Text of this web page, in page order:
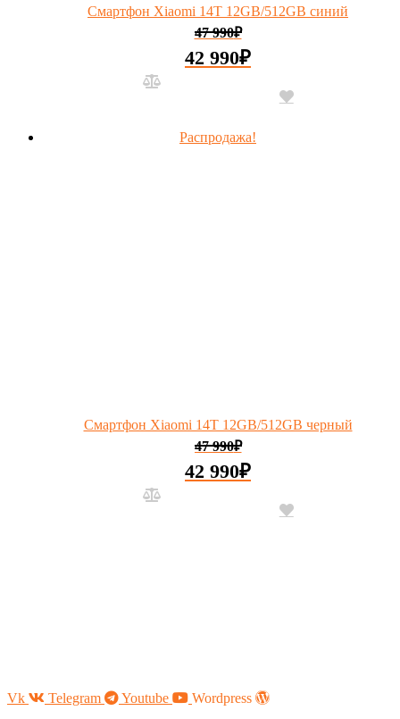
Смартфон Xiaomi 14T 12GB/512GB синий
47 990₽
42 990₽
Распродажа!
Смартфон Xiaomi 14T 12GB/512GB черный
47 990₽
42 990₽
Vk Telegram Youtube
Wordpress